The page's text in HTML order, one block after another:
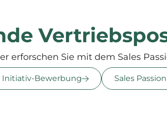
erforschen Sie mit dem Sales
Initiativ-Bewerbung Sales